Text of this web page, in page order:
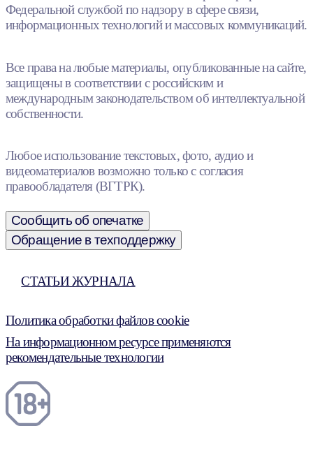
Федеральной службой по надзору в сфере связи,
информационных технологий и массовых коммуникаций.
Все права на любые материалы, опубликованные на сайте,
защищены в соответствии с российским и
международным законодательством об интеллектуальной
собственности.
Любое использование текстовых, фото, аудио и
видеоматериалов возможно только с согласия
правообладателя (ВГТРК).
Сообщить об опечатке
Обращение в техподдержку
СТАТЬИ ЖУРНАЛА
Политика обработки файлов cookie
На информационном ресурсе применяются
рекомендательные технологии